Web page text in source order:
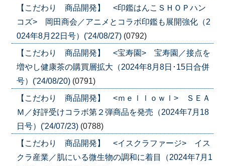
【こだわり 商品開発】 <印鑑はんこＳＨＯＰハン
コズ> 岡田商会／アニメとコラボ印鑑も展開強化（2
024年8月22日号）('24/08/27) (0792)
【こだわり 商品開発】 <宝寿園> 宝寿園／接点を
増やし健康茶の購買層拡大（2024年8月8日･15日合併
号）('24/08/20) (0791)
【こだわり 商品開発】 <ｍｅｌｌｏｗｌ> ＳＥＡ
Ｍ／好評受けコラボ第２弾商品を発売（2024年7月18
日号）('24/07/23) (0788)
【こだわり 商品開発】 <イスクラファージ> イス
クラ産業／肌にいる微生物の調和に着目（2024年7月1